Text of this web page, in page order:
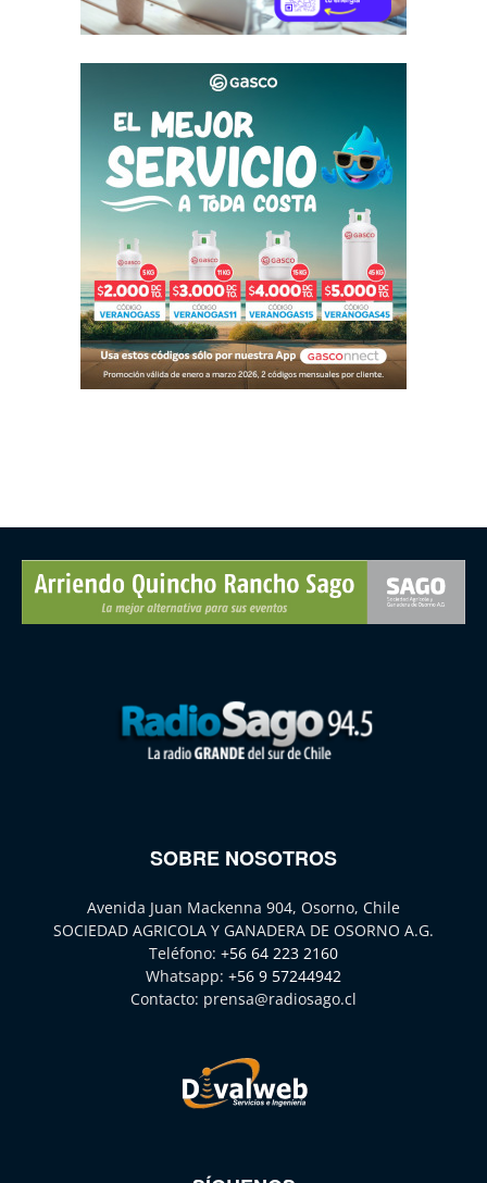
SOBRE NOSOTROS
Avenida Juan Mackenna 904, Osorno, Chile
SOCIEDAD AGRICOLA Y GANADERA DE OSORNO A.G.
Teléfono: +56 64 223 2160
Whatsapp: +56 9 57244942
Contacto: prensa@radiosago.cl